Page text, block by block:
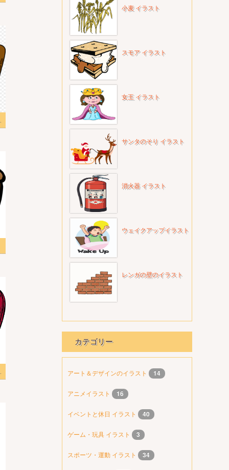
写真
無料
小麦 イラスト
スモア イラスト
女王 イラスト
サンタのそり イラスト
消火器 イラスト
ウェイクアップイラスト
レンガの壁のイラスト
カテゴリー
アート＆デザインのイラスト 14
アニメイラスト 16
イベントと休日 イラスト 40
ゲーム・玩具 イラスト 3
スポーツ・運動 イラスト 34